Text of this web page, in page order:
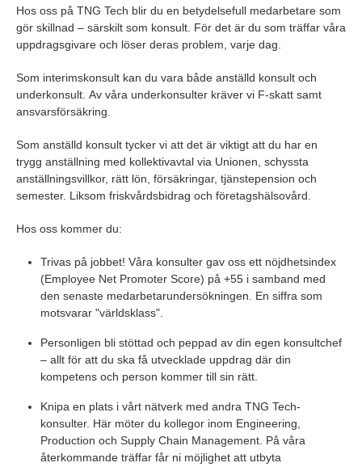
Hos oss på TNG Tech blir du en betydelsefull medarbetare som
gör skillnad – särskilt som konsult. För det är du som träffar våra
uppdragsgivare och löser deras problem, varje dag.
Som interimskonsult kan du vara både anställd konsult och
underkonsult. Av våra underkonsulter kräver vi F-skatt samt
ansvarsförsäkring.
Som anställd konsult tycker vi att det är viktigt att du har en
trygg anställning med kollektivavtal via Unionen, schyssta
anställningsvillkor, rätt lön, försäkringar, tjänstepension och
semester. Liksom friskvårdsbidrag och företagshälsovård.
Hos oss kommer du:
Trivas på jobbet! Våra konsulter gav oss ett nöjdhetsindex
(Employee Net Promoter Score) på +55 i samband med
den senaste medarbetarundersökningen. En siffra som
motsvarar "världsklass".
Personligen bli stöttad och peppad av din egen konsultchef
– allt för att du ska få utvecklade uppdrag där din
kompetens och person kommer till sin rätt.
Knipa en plats i vårt nätverk med andra TNG Tech-
konsulter. Här möter du kollegor inom Engineering,
Production och Supply Chain Management. På våra
återkommande träffar får ni möjlighet att utbyta